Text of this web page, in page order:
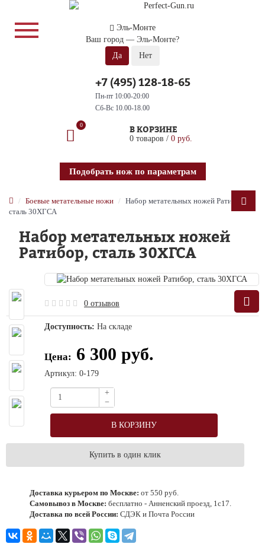
Эль-Монте
Ваш город — Эль-Монте?
+7 (495) 128-18-65
Пн-пт 10:00-20:00
Сб-Вс 10.00-18.00
0 В КОРЗИНЕ
0 товаров / 0 руб.
Подобрать нож по параметрам
Боевые метательные ножи
Набор метательных ножей Ратибор,
сталь 30ХГСА
Набор метательных ножей
Ратибор, сталь 30ХГСА
0 отзывов
Доступность: На складе
Цена: 6 300 руб.
Артикул: 0-179
+
−
В КОРЗИНУ
Купить в один клик
Доставка курьером по Москве: от 550 руб.
Самовывоз в Москве: бесплатно - Анненский проезд, 1с17.
Доставка по всей России: СДЭК и Почта России